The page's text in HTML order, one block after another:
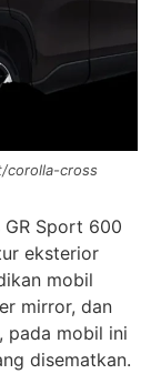
corolla-cross
Sport 600
eksterior
mobil
mirror, dan
pada mobil ini
disematkan.